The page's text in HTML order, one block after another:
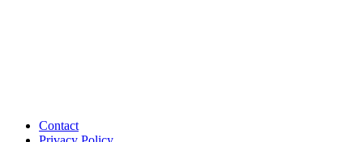
Contact